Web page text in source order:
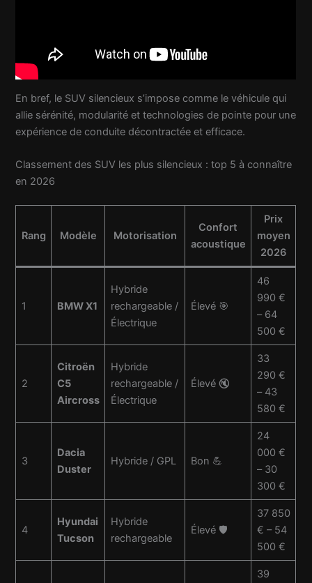
En bref, le SUV silencieux s’impose comme le véhicule qui
allie sérénité, modularité et technologies de pointe pour une
expérience de conduite décontractée et efficace.
Classement des SUV les plus silencieux : top 5 à connaître
en 2026
Rang Modèle Motorisation
Confort
acoustique
Prix
moyen
2026
1 BMW X1
Hybride
rechargeable /
Électrique
Élevé 🎯
46
990 €
– 64
500 €
2
Citroën
C5
Aircross
Hybride
rechargeable /
Électrique
Élevé 🔇
33
290 €
– 43
580 €
3
Dacia
Duster
Hybride / GPL Bon 💪
24
000 €
– 30
300 €
4
Hyundai
Tucson
Hybride
rechargeable
Élevé 🛡️
37 850
€ – 54
500 €
39